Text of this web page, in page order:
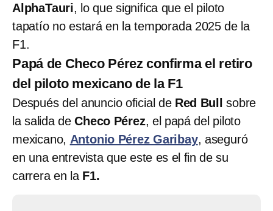
AlphaTauri, lo que significa que el piloto
tapatío no estará en la temporada 2025 de la
F1.
Papá de Checo Pérez confirma el retiro
del piloto mexicano de la F1
Después del anuncio oficial de Red Bull
sobre
la salida deCheco Pérez, el papá del piloto
mexicano, Antonio Pérez Garibay, aseguró
en una entrevista que este es el fin de su
carrera en la F1.